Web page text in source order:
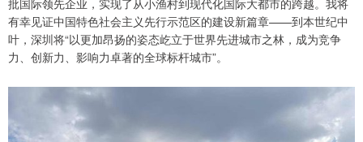
批国际领先企业，实现了从小渔村到现代化国际大都市的跨越。我将
有幸见证中国特色社会主义先行示范区的建设新篇章——到本世纪中
叶，深圳将“以更加昂扬的姿态屹立于世界先进城市之林，成为竞争
力、创新力、影响力卓著的全球标杆城市”。